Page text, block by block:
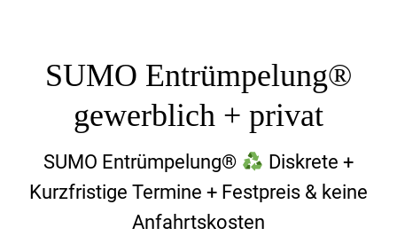
SUMO Entrümpelung®
gewerblich + privat
SUMO Entrümpelung®
Diskrete +
Kurzfristige Termine + Festpreis & keine
Anfahrtskosten